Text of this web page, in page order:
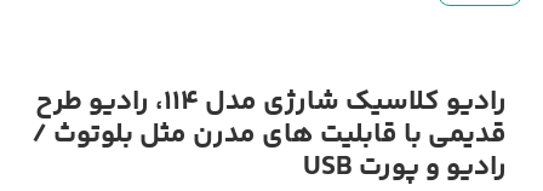
رادیو کلاسیک شارژی مدل 114، رادیو طرح
قدیمی با قابلیت های مدرن مثل بلوتوث /
رادیو و پورت USB